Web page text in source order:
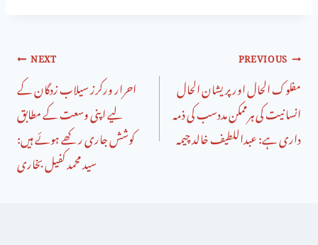
PREVIOUS
مفلوک الحال اور پریشان الحال
انسانیت کی ہرممکن مددسب کی ذمہ
داری ہے: عبداللطیف خالد چیمہ
NEXT
احرار ورکرز سیلاب زدگان کے
لیے اپنی وسعت کے مطابق
کوشش جاری رکھے ہوئے ہیں:
سید محمد کفیل بخاری